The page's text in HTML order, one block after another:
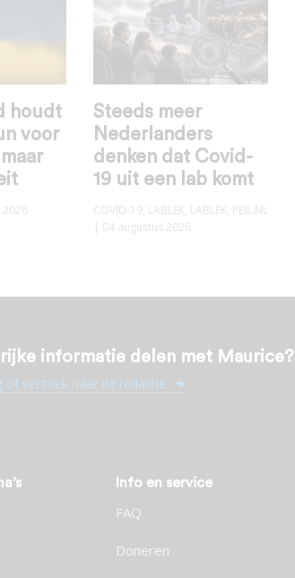
houdt
voor
2026
Steeds meer
Nederlanders
denken dat Covid-
19 uit een lab komt
COVID-19, LABLEK, LABLEK, PEIL.NL
| 04 augustus 2026
informatie delen met Maurice?
of verzoek naar de redactie
Info en service
FAQ
Doneren